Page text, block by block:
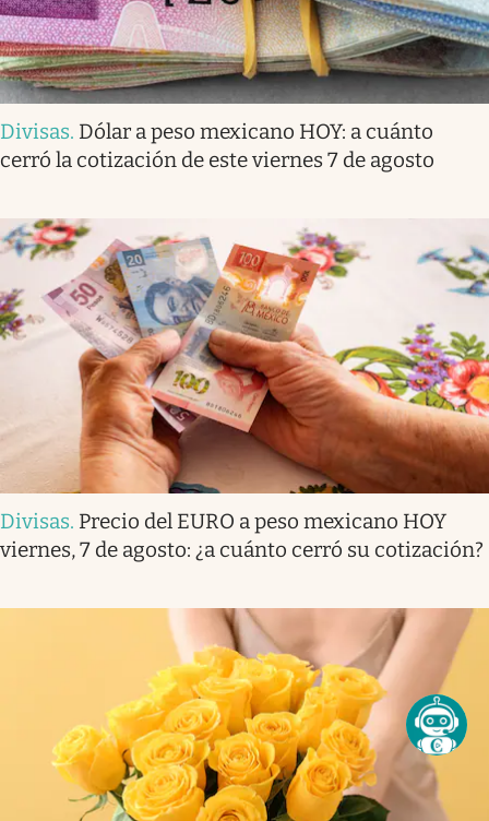
Divisas. Dólar a peso mexicano HOY: a cuánto
cerró la cotización de este viernes 7 de agosto
Divisas. Precio del EURO a peso mexicano HOY
viernes, 7 de agosto: ¿a cuánto cerró su cotización?